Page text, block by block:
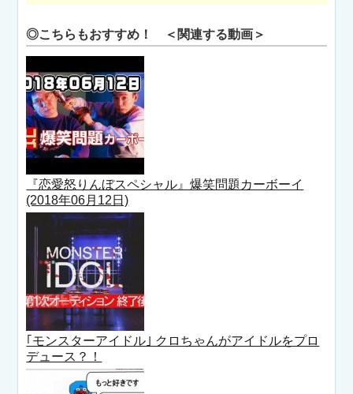
◎こちらもおすすめ！ ＜関連する動画＞
『恋愛怒りんぼスペシャル』爆笑問題カーボーイ
(2018年06月12日)
｢モンスターアイドル｣ クロちゃんがアイドルをプロ
デュース？！